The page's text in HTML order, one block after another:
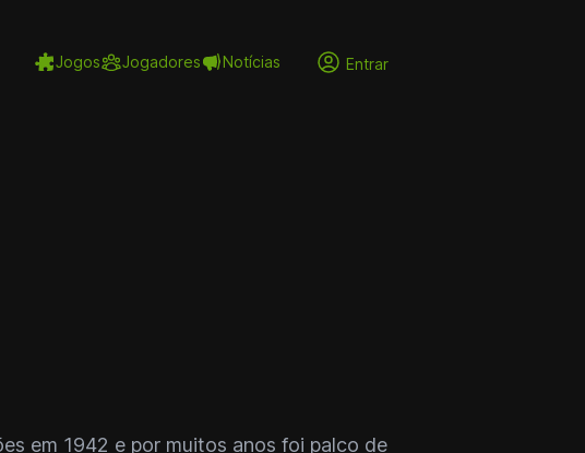
Jogos Jogadores Notícias Entrar
em 1942 e por muitos anos foi palco de